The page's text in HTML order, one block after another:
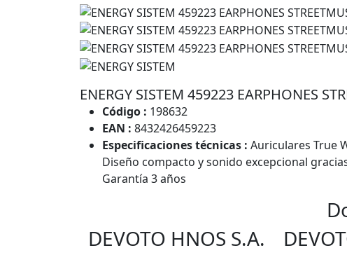
ENERGY SISTEM 459223 EARPHONES
Código : 198632
EAN : 8432426459223
Especificaciones técnicas : Auriculares True
Diseño compacto y sonido excepcional
Garantía 3 años
DEVOTO HNOS S.A.